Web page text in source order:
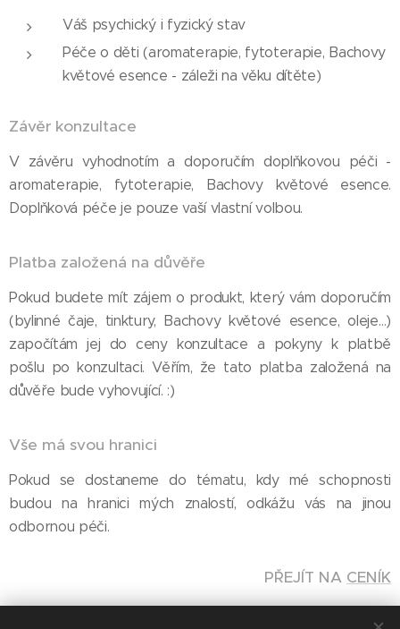
Váš psychický i fyzický stav
Péče o děti (aromaterapie, fytoterapie, Bachovy
květové esence - záleži na věku dítěte)
Závěr konzultace
V závěru vyhodnotím a doporučím doplňkovou péči -
aromaterapie, fytoterapie, Bachovy květové esence.
Doplňková péče je pouze vaší vlastní volbou.
Platba založená na důvěře
Pokud budete mít zájem o produkt, který vám doporučím
(bylinné čaje, tinktury, Bachovy květové esence, oleje…)
započítám jej do ceny konzultace a pokyny k platbě
pošlu po konzultaci. Věřím, že tato platba založená na
důvěře bude vyhovující. :)
Vše má svou hranici
Pokud se dostaneme do tématu, kdy mé schopnosti
budou na hranici mých znalostí, odkážu vás na jinou
odbornou péči.
PŘEJÍT NA CENÍK
Instragram